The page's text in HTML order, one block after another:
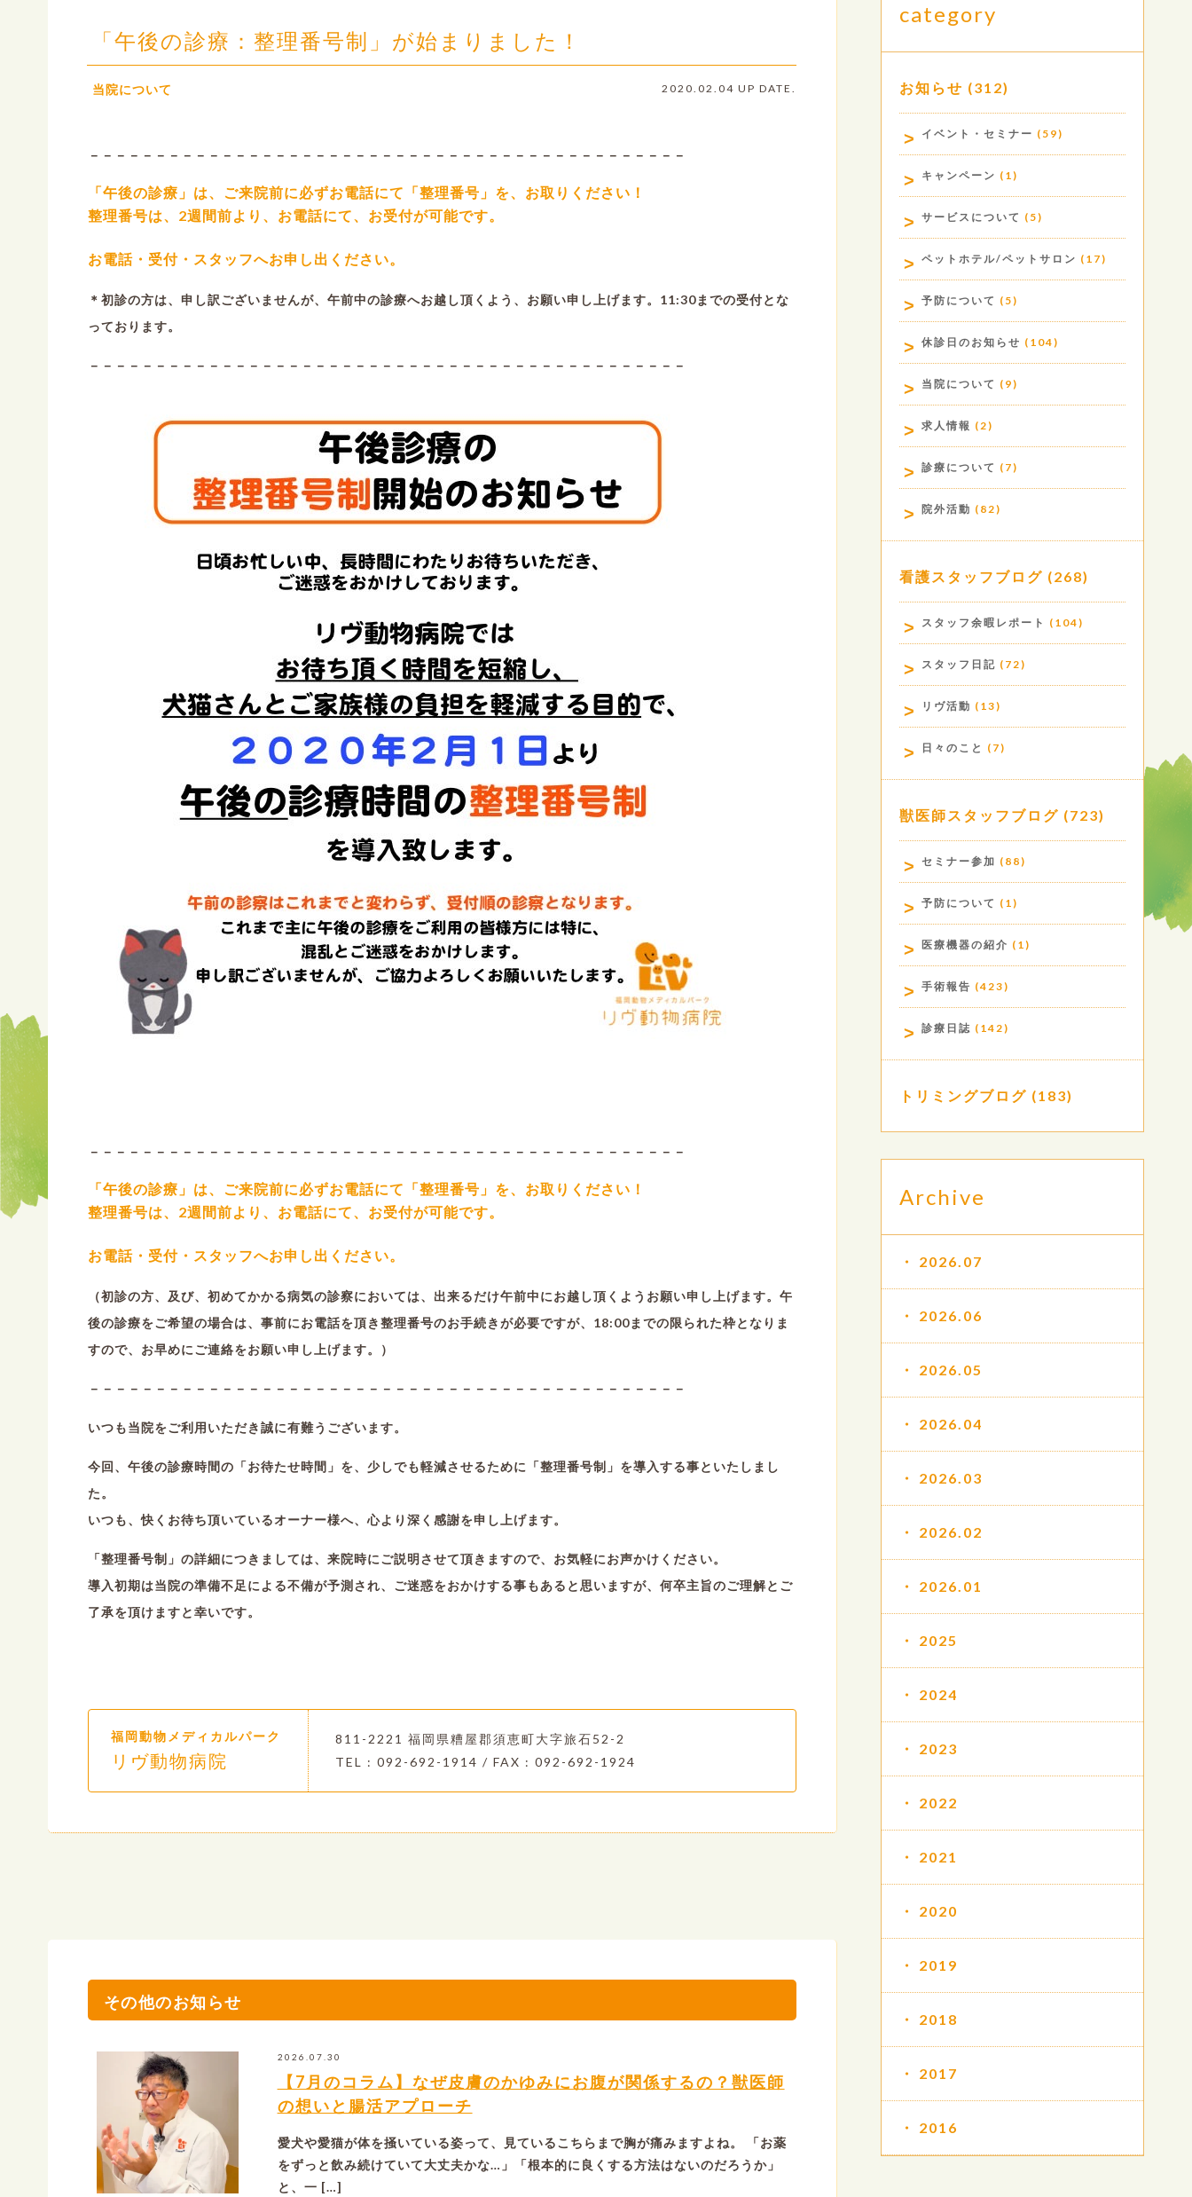
「午後の診療：整理番号制」が始まりました！
当院について 2020.02.04 UP DATE.
－－－－－－－－－－－－－－－－－－－－－－－－－－－－－－－－－－－－－－－－－－－－－
「午後の診療」は、ご来院前に必ずお電話にて「整理番号」を、お取りください！
整理番号は、2週間前より、お電話にて、お受付が可能です。
お電話・受付・スタッフへお申し出ください。
＊初診の方は、申し訳ございませんが、午前中の診療へお越し頂くよう、お願い申し上げます。11:30までの受付とな
っております。
－－－－－－－－－－－－－－－－－－－－－－－－－－－－－－－－－－－－－－－－－－－－－
－－－－－－－－－－－－－－－－－－－－－－－－－－－－－－－－－－－－－－－－－－－－－
「午後の診療」は、ご来院前に必ずお電話にて「整理番号」を、お取りください！
整理番号は、2週間前より、お電話にて、お受付が可能です。
お電話・受付・スタッフへお申し出ください。
（初診の方、及び、初めてかかる病気の診察においては、出来るだけ午前中にお越し頂くようお願い申し上げます。午
後の診療をご希望の場合は、事前にお電話を頂き整理番号のお手続きが必要ですが、18:00までの限られた枠となりま
すので、お早めにご連絡をお願い申し上げます。）
－－－－－－－－－－－－－－－－－－－－－－－－－－－－－－－－－－－－－－－－－－－－－
いつも当院をご利用いただき誠に有難うございます。
今回、午後の診療時間の「お待たせ時間」を、少しでも軽減させるために「整理番号制」を導入する事といたしまし
た。
いつも、快くお待ち頂いているオーナー様へ、心より深く感謝を申し上げます。
「整理番号制」の詳細につきましては、来院時にご説明させて頂きますので、お気軽にお声かけください。
導入初期は当院の準備不足による不備が予測され、ご迷惑をおかけする事もあると思いますが、何卒主旨のご理解とご
了承を頂けますと幸いです。
福岡動物メディカルパーク
リヴ動物病院
811-2221 福岡県糟屋郡須恵町大字旅石52-2
TEL : 092-692-1914 / FAX : 092-692-1924
その他のお知らせ
2026.07.30
【7月のコラム】なぜ皮膚のかゆみにお腹が関係するの？獣医師
の想いと腸活アプローチ
愛犬や愛猫が体を掻いている姿って、見ているこちらまで胸が痛みますよね。 「お薬
をずっと飲み続けていて大丈夫かな…」「根本的に良くする方法はないのだろうか」
と、一 […]
category
お知らせ (312)
イベント・セミナー (59)
キャンペーン (1)
サービスについて (5)
ペットホテル/ペットサロン (17)
予防について (5)
休診日のお知らせ (104)
当院について (9)
求人情報 (2)
診療について (7)
院外活動 (82)
看護スタッフブログ (268)
スタッフ余暇レポート (104)
スタッフ日記 (72)
リヴ活動 (13)
日々のこと (7)
獣医師スタッフブログ (723)
セミナー参加 (88)
予防について (1)
医療機器の紹介 (1)
手術報告 (423)
診療日誌 (142)
トリミングブログ (183)
Archive
2026.07
2026.06
2026.05
2026.04
2026.03
2026.02
2026.01
2025
2024
2023
2022
2021
2020
2019
2018
2017
2016